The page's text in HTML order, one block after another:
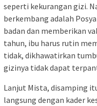
seperti kekurangan gizi.
berkembang adalah
badan dan memberikan
tahun, ibu harus rutin
tidak, dikhawatirkan
gizinya tidak dapat
Lanjut Mista, disamping
langsung dengan kader